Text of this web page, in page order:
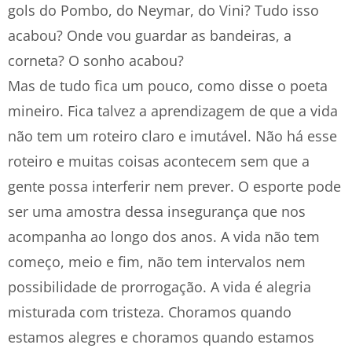
gols do Pombo, do Neymar, do Vini? Tudo isso
acabou? Onde vou guardar as bandeiras, a
corneta? O sonho acabou?
Mas de tudo fica um pouco, como disse o poeta
mineiro. Fica talvez a aprendizagem de que a vida
não tem um roteiro claro e imutável. Não há esse
roteiro e muitas coisas acontecem sem que a
gente possa interferir nem prever. O esporte pode
ser uma amostra dessa insegurança que nos
acompanha ao longo dos anos. A vida não tem
começo, meio e fim, não tem intervalos nem
possibilidade de prorrogação. A vida é alegria
misturada com tristeza. Choramos quando
estamos alegres e choramos quando estamos